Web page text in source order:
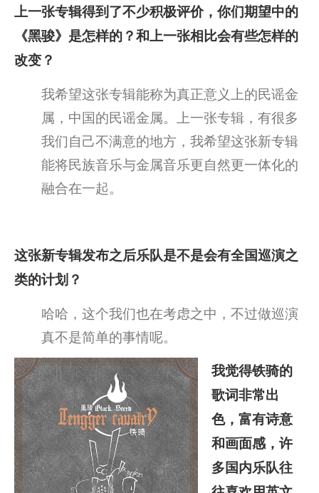
上一张专辑得到了不少积极评价，你们期望中的
《黑骏》是怎样的？和上一张相比会有些怎样的
改变？
我希望这张专辑能称为真正意义上的民谣金
属，中国的民谣金属。上一张专辑，有很多
我们自己不满意的地方，我希望这张新专辑
能将民族音乐与金属音乐更自然更一体化的
融合在一起。
这张新专辑发布之后乐队是不是会有全国巡演之
类的计划？
哈哈，这个我们也在考虑之中，不过做巡演
真不是简单的事情呢。
我觉得铁骑的
歌词非常出
色，富有诗意
和画面感，许
多国内乐队往